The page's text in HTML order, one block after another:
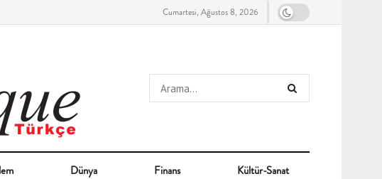
Cumartesi, Ağustos 8, 2026
Dünya Finans Kültür-Sanat